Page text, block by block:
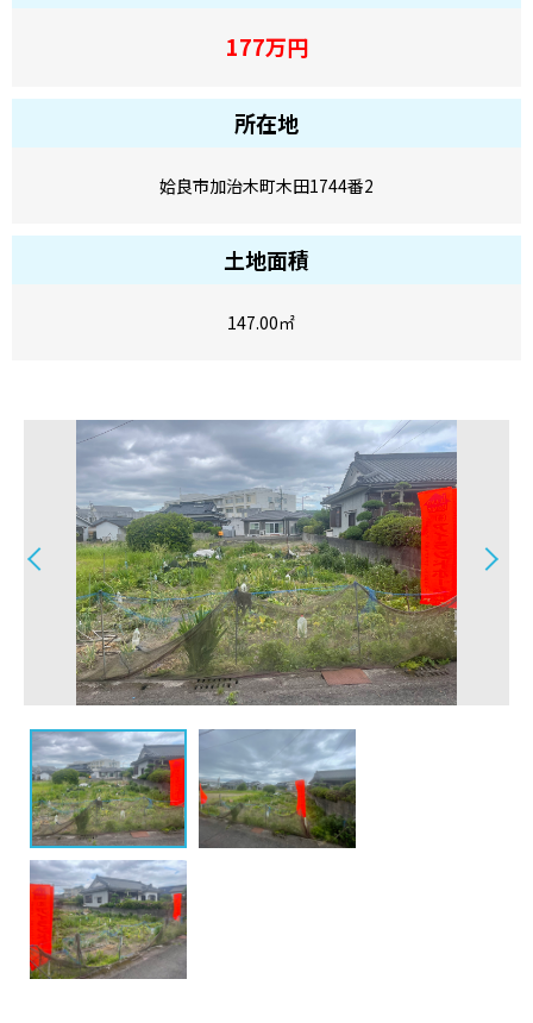
177万円
所在地
姶良市加治木町木田1744番2
土地面積
147.00㎡